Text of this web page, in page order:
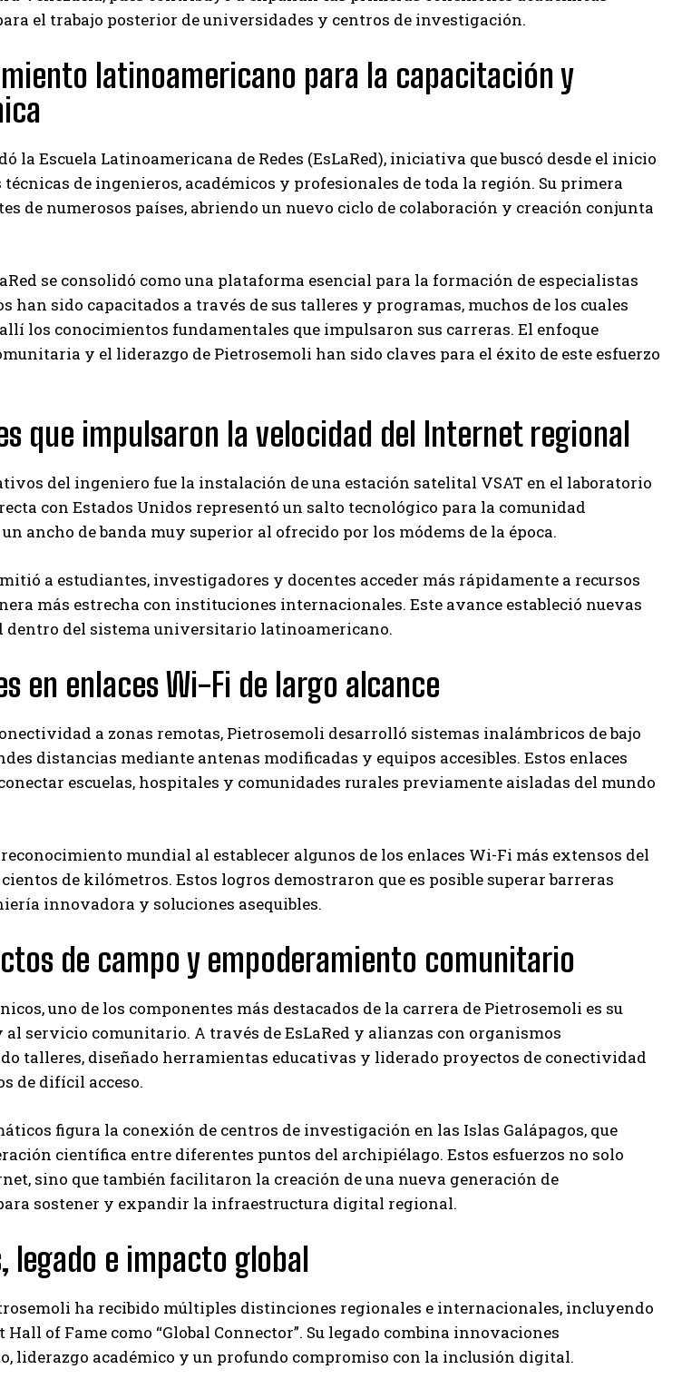
el trabajo posterior de universidades y centros de investigación.
latinoamericano para la capacitación y
la Escuela Latinoamericana de Redes (EsLaRed), iniciativa que buscó desde el inicio
de ingenieros, académicos y profesionales de toda la región. Su primera
de numerosos países, abriendo un nuevo ciclo de colaboración y creación conjunta
se consolidó como una plataforma esencial para la formación de especialistas
han sido capacitados a través de sus talleres y programas, muchos de los cuales
los conocimientos fundamentales que impulsaron sus carreras. El enfoque
y el liderazgo de Pietrosemoli han sido claves para el éxito de este esfuerzo
que impulsaron la velocidad del Internet regional
del ingeniero fue la instalación de una estación satelital VSAT en el laboratorio
con Estados Unidos representó un salto tecnológico para la comunidad
ancho de banda muy superior al ofrecido por los módems de la época.
a estudiantes, investigadores y docentes acceder más rápidamente a recursos
más estrecha con instituciones internacionales. Este avance estableció nuevas
dentro del sistema universitario latinoamericano.
en enlaces Wi-Fi de largo alcance
a zonas remotas, Pietrosemoli desarrolló sistemas inalámbricos de bajo
distancias mediante antenas modificadas y equipos accesibles. Estos enlaces
escuelas, hospitales y comunidades rurales previamente aisladas del mundo
mundial al establecer algunos de los enlaces Wi-Fi más extensos del
de kilómetros. Estos logros demostraron que es posible superar barreras
innovadora y soluciones asequibles.
de campo y empoderamiento comunitario
uno de los componentes más destacados de la carrera de Pietrosemoli es su
servicio comunitario. A través de EsLaRed y alianzas con organismos
talleres, diseñado herramientas educativas y liderado proyectos de conectividad
de difícil acceso.
figura la conexión de centros de investigación en las Islas Galápagos, que
científica entre diferentes puntos del archipiélago. Estos esfuerzos no solo
sino que también facilitaron la creación de una nueva generación de
sostener y expandir la infraestructura digital regional.
legado e impacto global
ha recibido múltiples distinciones regionales e internacionales, incluyendo
of Fame como “Global Connector”. Su legado combina innovaciones
liderazgo académico y un profundo compromiso con la inclusión digital.